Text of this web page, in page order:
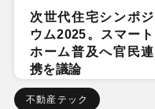
次世代住宅シンポジ
ウム2025。スマート
ホーム普及へ官民連
携を議論
不動産テック